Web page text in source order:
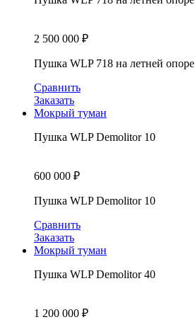
2 500 000 ₽
Пушка WLP 718 на летней опоре
Сравнить
Заказать
Мокрый туман
Пушка WLP Demolitor 10
600 000 ₽
Пушка WLP Demolitor 10
Сравнить
Заказать
Мокрый туман
Пушка WLP Demolitor 40
1 200 000 ₽